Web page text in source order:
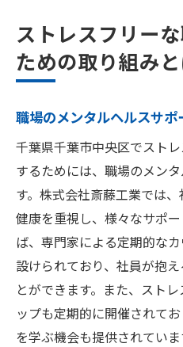
ストレスフリー
ための取り組みと
職場のメンタルヘルスサポ
千葉県千葉市中央区でスト
するためには、職場のメン
す。株式会社斎藤工業では
健康を重視し、様々なサポ
ば、専門家による定期的な
設けられており、社員が抱
とができます。また、スト
ップも定期的に開催されて
を学ぶ機会も提供されてい